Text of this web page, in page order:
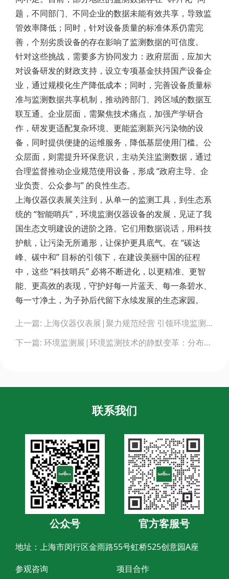
题，不同部门、不同企业的数据未能有效共享，导致监
管效率降低；同时，针对设备质量的标准体系仍需完
善，个别劣质设备的存在影响了监测数据的可信度。
针对这些挑战，需要多方协同发力：政府层面，应加大
对设备研发的财政支持，设立专项基金扶持国产设备企
业，通过规模化生产降低成本；同时，完善设备质量标
准与监测数据共享机制，推动跨部门、跨区域的数据互
联互通。企业层面，需聚焦技术痛点，加强产学研合
作，研发更适配复杂环境、更能监测新兴污染物的设
备，同时提供便捷的运维服务，降低基层使用门槛。公
众层面，则需提升环保意识，主动关注监测数据，通过
合理监督推动企业规范使用设备，形成 “政府主导、企
业负责、公众参与” 的良性生态。
上海仪器仪表展关注到，从单一的监测工具，到生态系
统的 “智能哨兵”，环境监测仪器设备的发展，见证了我
国生态文明建设的进阶之路。它们用数据说话，用科技
护航，让污染无所遁形，让保护更具底气。在 “碳达
峰、碳中和” 目标的引领下，在建设美丽中国的征程
中，这些 “科技哨兵” 必将不断进化，以更精准、更智
能、更高效的表现，守护好每一片蓝天、每一条碧水、
每一寸净土，为子孙后代留下永续发展的生态家园。
navigation
上一篇: 上海仪器仪表展|聚力规范经营 引领环境监测仪器迈向高端化新征
下一篇: 环境监测展|环境监测技术的静默变革：分布式智能网络重塑城市感知维度
联系我们
公众号 官方客服号
地址：上海市闵行区金雨路55号虹桥525创意园A座
参观咨询
项目合作